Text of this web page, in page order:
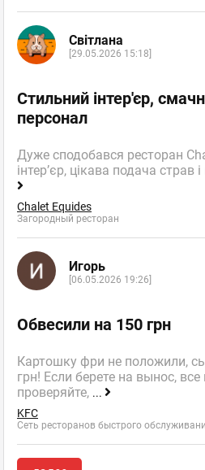
Світлана
[29.05.2026 15:18]
Стильний інтер'єр,
персонал
Дуже сподобався ресторан
інтер’єр, цікава подача
Chalet Equides
Загородный ресторан
Игорь
[06.05.2026 19:26]
Обвесили на 150 грн
Картошку фри не положили,
грн! Если берете на вынос,
проверяйте, ...
KFC
Сеть ресторанов быстрого